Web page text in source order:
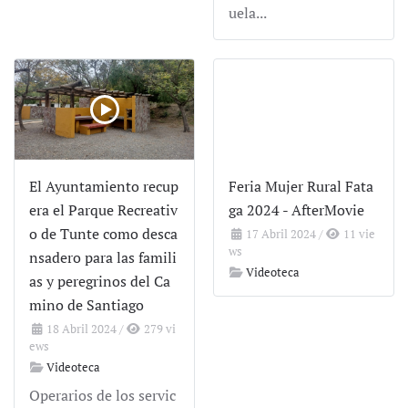
uela...
El Ayuntamiento recup
era el Parque Recreativ
o de Tunte como desca
nsadero para las famili
as y peregrinos del Ca
mino de Santiago
18 Abril 2024/
279 vi
ews
Videoteca
Operarios de los servic
Feria Mujer Rural Fata
ga 2024 - AfterMovie
17 Abril 2024/
11 vie
ws
Videoteca